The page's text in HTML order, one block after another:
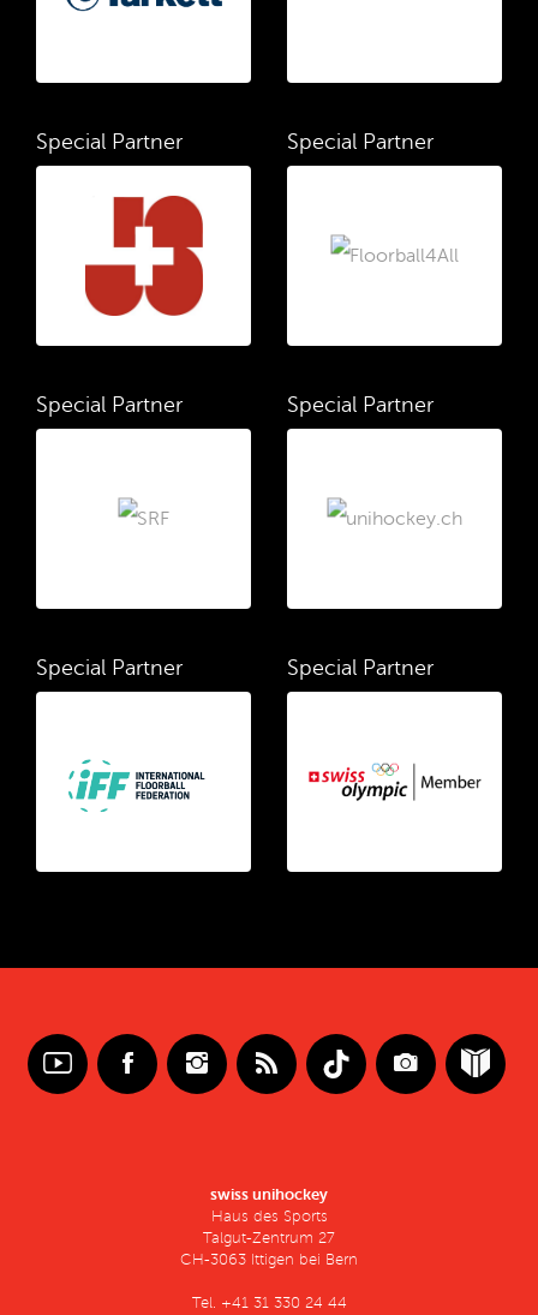
Special Partner Special Partner
Special Partner Special Partner
Special Partner Special Partner
swiss unihockey
Haus des Sports
Talgut-Zentrum 27
CH-3063 Ittigen bei Bern
Tel. +41 31 330 24 44